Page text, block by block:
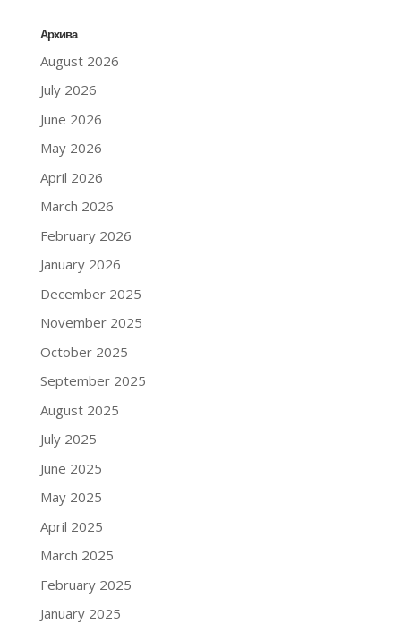
Архива
August 2026
July 2026
June 2026
May 2026
April 2026
March 2026
February 2026
January 2026
December 2025
November 2025
October 2025
September 2025
August 2025
July 2025
June 2025
May 2025
April 2025
March 2025
February 2025
January 2025